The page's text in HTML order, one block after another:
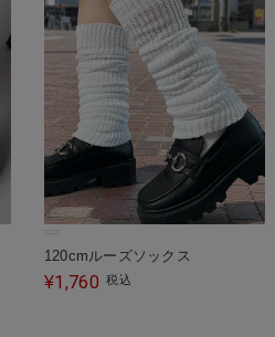
120cmルーズソックス
¥1,760 税込